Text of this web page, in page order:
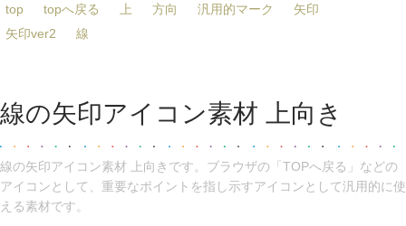
top topへ戻る 上 方向 汎用的マーク
矢印
矢印ver2
線
線の矢印アイコン素材 上向き
線の矢印アイコン素材 上向きです。ブラウザの「TOPへ戻る」などの
アイコンとして、重要なポイントを指し示すアイコンとして汎用的に使
える素材です。